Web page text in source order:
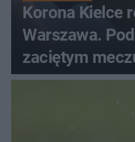
Korona Kielce
Warszawa.
zaciętym